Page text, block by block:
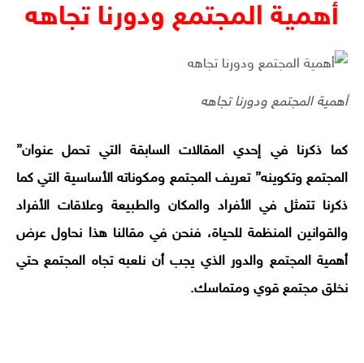
أهمية المجتمع ودورنا تجاهه
أهمية المجتمع ودورنا تجاهه
كما ذكرنا في إحدي المقالات السابقة التي تحمل عنوان”
المجتمع وتكوينه” تعريف المجتمع ومكوناته الأساسية التي كما
ذكرنا تتمثل في الأفراد والمكان والطبيعة وعلاقات الأفراد
والقوانين المنظمة للحياة، فنحن في مقالنا هذا نحاول عرض
أهمية المجتمع والدور الذي يجب أن نلعبه تجاه المجتمع حتي
نخلق مجتمع قوي ومتماسك.